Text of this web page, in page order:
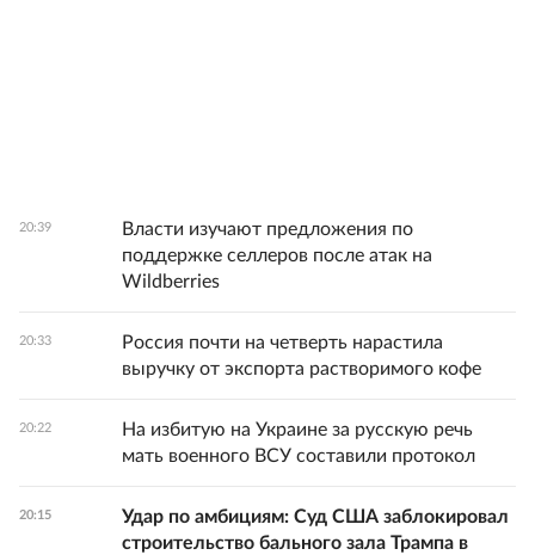
20:39
Власти изучают предложения по
поддержке селлеров после атак на
Wildberries
20:33
Россия почти на четверть нарастила
выручку от экспорта растворимого кофе
20:22
На избитую на Украине за русскую речь
мать военного ВСУ составили протокол
20:15
Удар по амбициям: Суд США заблокировал
строительство бального зала Трампа в